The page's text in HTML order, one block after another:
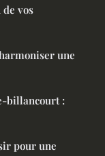
vos
une
billancourt :
pour une